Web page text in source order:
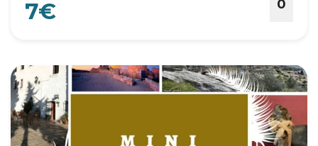
7€ 0